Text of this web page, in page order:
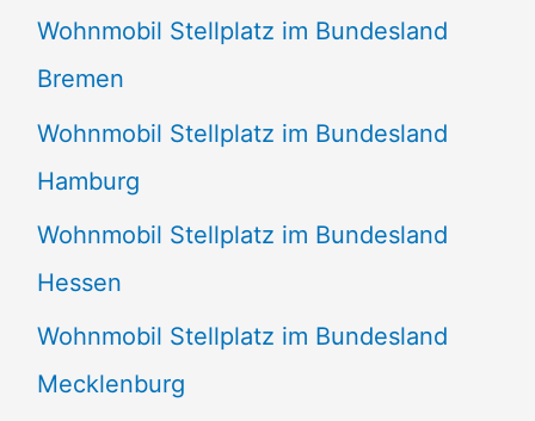
Wohnmobil Stellplatz im Bundesland
Bremen
Wohnmobil Stellplatz im Bundesland
Hamburg
Wohnmobil Stellplatz im Bundesland
Hessen
Wohnmobil Stellplatz im Bundesland
Mecklenburg